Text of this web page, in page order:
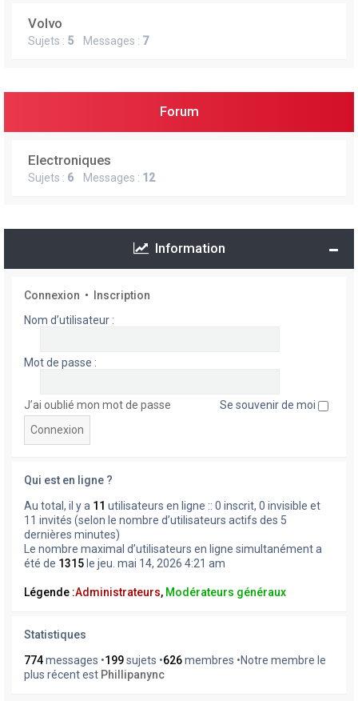
Volvo
Sujets : 5 Messages : 7
Forum
Electroniques
Sujets : 6 Messages : 12
Information
Connexion •
Inscription
Nom d’utilisateur :
Mot de passe :
J’ai oublié mon mot de passe Se souvenir de moi
Qui est en ligne ?
Au total, il y a 11 utilisateurs en ligne :: 0 inscrit, 0 invisible et
11 invités (selon le nombre d’utilisateurs actifs des 5
dernières minutes)
Le nombre maximal d’utilisateurs en ligne simultanément a
été de 1315 le jeu. mai 14, 2026 4:21 am
Légende :Administrateurs, Modérateurs généraux
Statistiques
774messages •199sujets •626membres •Notre membre le
plus récent est Phillipanync